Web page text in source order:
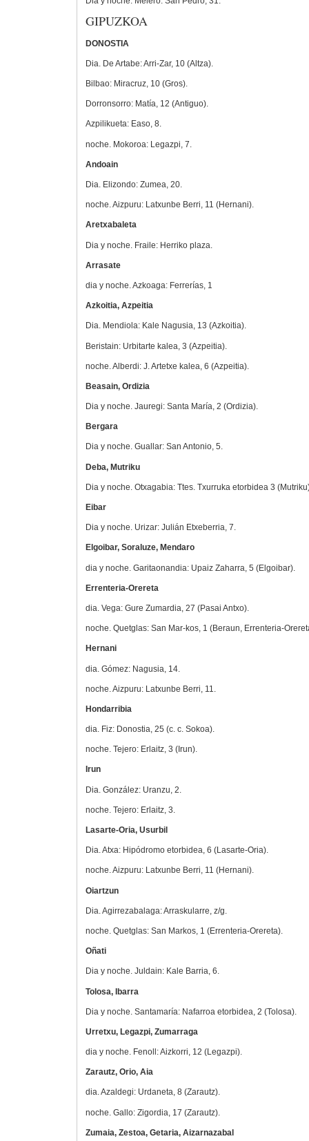
GIPUZKOA
DONOSTIA
Dia. De Artabe: Arri-Zar, 10 (Altza).
Bilbao: Miracruz, 10 (Gros).
Dorronsorro: Matía, 12 (Antiguo).
Azpilikueta: Easo, 8.
noche. Mokoroa: Legazpi, 7.
Andoain
Dia. Elizondo: Zumea, 20.
noche. Aizpuru: Latxunbe Berri, 11 (Hernani).
Aretxabaleta
Dia y noche. Fraile: Herriko plaza.
Arrasate
dia y noche. Azkoaga: Ferrerías, 1
Azkoitia, Azpeitia
Dia. Mendiola: Kale Nagusia, 13 (Azkoitia).
Beristain: Urbitarte kalea, 3 (Azpeitia).
noche. Alberdi: J. Artetxe kalea, 6 (Azpeitia).
Beasain, Ordizia
Dia y noche. Jauregi: Santa María, 2 (Ordizia).
Bergara
Dia y noche. Guallar: San Antonio, 5.
Deba, Mutriku
Dia y noche. Otxagabia: Ttes. Txurruka etorbidea 3
Eibar
Dia y noche. Urizar: Julián Etxeberria, 7.
Elgoibar, Soraluze, Mendaro
dia y noche. Garitaonandia: Upaiz Zaharra, 5 (Elgoibar).
Errenteria-Orereta
dia. Vega: Gure Zumardia, 27 (Pasai Antxo).
noche. Quetglas: San Mar-kos, 1 (Beraun, Errenteria-
Hernani
dia. Gómez: Nagusia, 14.
noche. Aizpuru: Latxunbe Berri, 11.
Hondarribia
dia. Fiz: Donostia, 25 (c. c. Sokoa).
noche. Tejero: Erlaitz, 3 (Irun).
Irun
Dia. González: Uranzu, 2.
noche. Tejero: Erlaitz, 3.
Lasarte-Oria, Usurbil
Dia. Atxa: Hipódromo etorbidea, 6 (Lasarte-Oria).
noche. Aizpuru: Latxunbe Berri, 11 (Hernani).
Oiartzun
Dia. Agirrezabalaga: Arraskularre, z/g.
noche. Quetglas: San Markos, 1 (Errenteria-Orereta).
Oñati
Dia y noche. Juldain: Kale Barria, 6.
Tolosa, Ibarra
Dia y noche. Santamaría: Nafarroa etorbidea, 2 (Tolosa).
Urretxu, Legazpi, Zumarraga
dia y noche. Fenoll: Aizkorri, 12 (Legazpi).
Zarautz, Orio, Aia
dia. Azaldegi: Urdaneta, 8 (Zarautz).
noche. Gallo: Zigordia, 17 (Zarautz).
Zumaia, Zestoa, Getaria, Aizarnazabal